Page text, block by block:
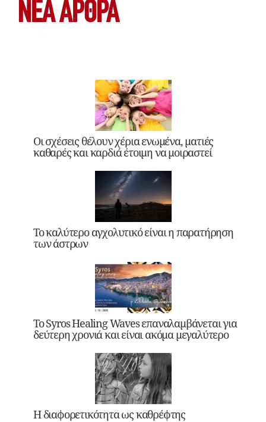
ΝΕΑ ΆΡΘΡΑ
Οι σχέσεις θέλουν χέρια ενωμένα, ματιές
καθαρές και καρδιά έτοιμη να μοιραστεί
Το καλύτερο αγχολυτικό είναι η παρατήρηση
των άστρων
Το Syros Healing Waves επαναλαμβάνεται για
δεύτερη χρονιά και είναι ακόμα μεγαλύτερο
Η διαφορετικότητα ως καθρέφτης